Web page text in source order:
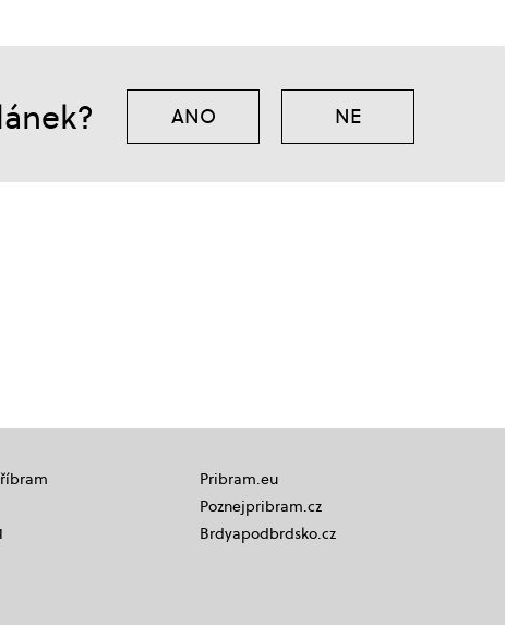
ANO NE
Pribram.eu
Poznejpribram.cz
Brdyapodbrdsko.cz